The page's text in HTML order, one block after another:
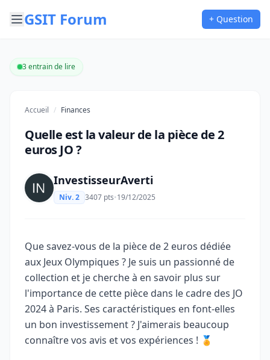
GSIT Forum + Question
3 entrain de lire
Accueil / Finances
Quelle est la valeur de la pièce de 2
euros JO ?
InvestisseurAverti
Niv. 2 3407 pts•19/12/2025
Que savez-vous de la pièce de 2 euros dédiée
aux Jeux Olympiques ? Je suis un passionné de
collection et je cherche à en savoir plus sur
l'importance de cette pièce dans le cadre des JO
2024 à Paris. Ses caractéristiques en font-elles
un bon investissement ? J'aimerais beaucoup
connaître vos avis et vos expériences ! 🏅